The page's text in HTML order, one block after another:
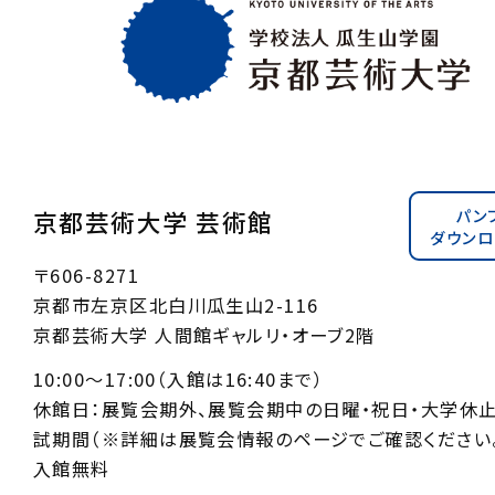
京都芸術大学 芸術館
パン
ダウン
〒606-8271
京都市左京区北白川瓜生山2-116
京都芸術大学 人間館ギャルリ・オーブ2階
10:00〜17:00（入館は16:40まで）
休館日：展覧会期外、展覧会期中の日曜・祝日・大学休
試期間（※詳細は展覧会情報のページでご確認ください
入館無料